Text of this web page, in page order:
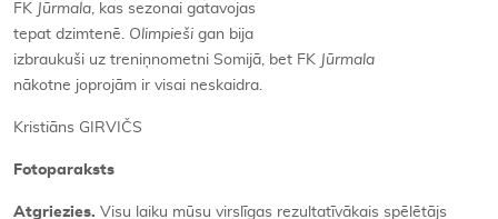
FK Jūrmala, kas sezonai gatavojas
tepat dzimtenē. Olimpieši gan bija
izbraukuši uz treniņnometni Somijā, bet FK Jūrmala
nākotne joprojām ir visai neskaidra.
Kristiāns GIRVIČS
Fotoparaksts
Atgriezies. Visu laiku mūsu virslīgas rezultatīvākais spēlētājs